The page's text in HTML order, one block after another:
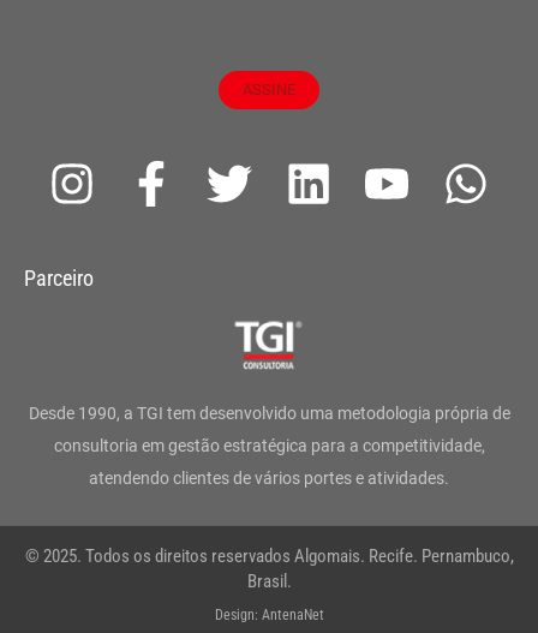
ASSINE
I
s
g
r
a
m
F
a
o
o
k
-
T
t
e
r
L
d
i
n
Y
b
e
W
a
p
Parceiro
Desde 1990, a TGI tem desenvolvido uma metodologia própria de
consultoria em gestão estratégica para a competitividade,
atendendo clientes de vários portes e atividades.
© 2025. Todos os direitos reservados Algomais. Recife. Pernambuco,
Brasil.
Design: AntenaNet